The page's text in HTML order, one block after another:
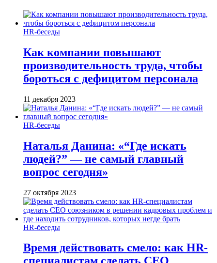
HR-беседы
Как компании повышают
производительность труда, чтобы
бороться с дефицитом персонала
11 декабря 2023
HR-беседы
Наталья Данина: «“Где искать
людей?” — не самый главный
вопрос сегодня»
27 октября 2023
HR-беседы
Время действовать смело: как HR-